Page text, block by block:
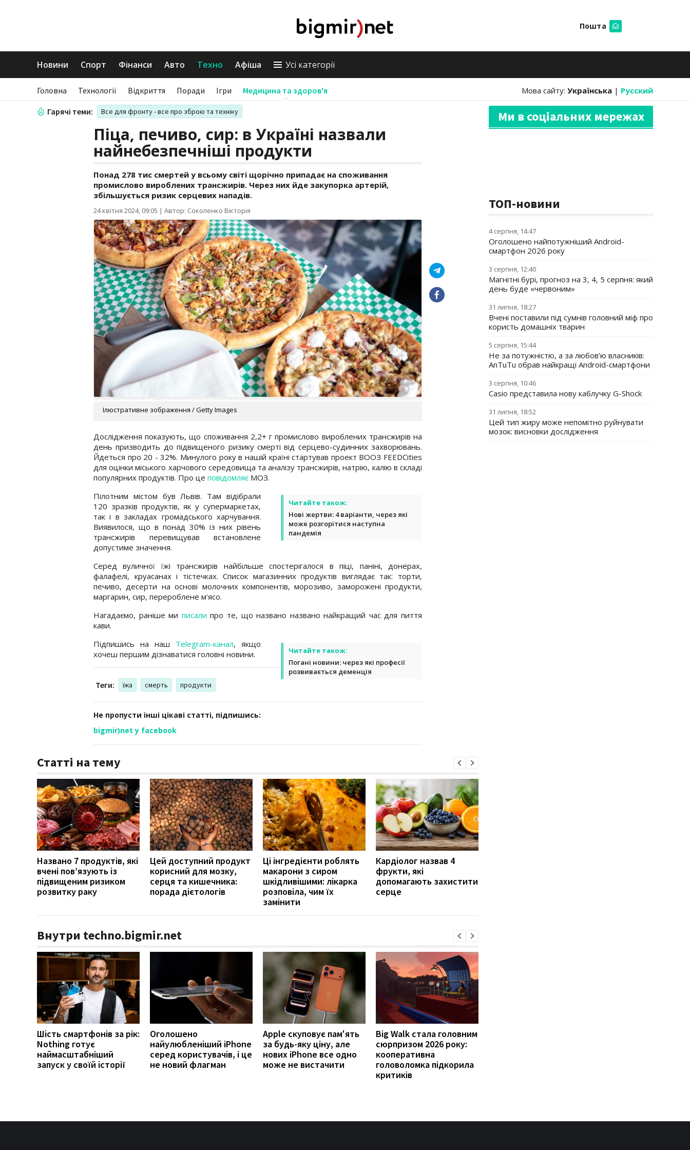
Пошта
Новини Спорт Фінанси Авто Техно Афіша Усі категорії
Головна Технології Відкриття Поради Ігри Медицина та здоров'я Мова сайту: Українська | Русский
Гарячі теми: Все для фронту - все про зброю та техніку
Піца, печиво, сир: в Україні назвали
найнебезпечніші продукти
Понад 278 тис смертей у всьому світі щорічно припадає на споживання
промислово вироблених трансжирів. Через них йде закупорка артерій,
збільшується ризик серцевих нападів.
24 квітня 2024, 09:05 | Автор: Соколенко Вікторія
Ілюстративне зображення / Getty Images
Дослідження показують, що споживання 2,2+ г промислово вироблених трансжирів на
день призводить до підвищеного ризику смерті від серцево-судинних захворювань.
Йдеться про 20 - 32%. Минулого року в нашій країні стартував проект ВООЗ FEEDCities
для оцінки міського харчового середовища та аналізу трансжирів, натрію, калію в складі
популярних продуктів. Про це повідомляє МОЗ.
Читайте також:
Нові жертви: 4 варіанти, через які
може розгорітися наступна
пандемія
Пілотним містом був Львів. Там відібрали
120 зразків продуктів, як у супермаркетах,
так і в закладах громадського харчування.
Виявилося, що в понад 30% із них рівень
трансжирів перевищував встановлене
допустиме значення.
Серед вуличної їжі трансжирів найбільше спостерігалося в піці, паніні, донерах,
фалафелі, круасанах і тістечках. Список магазинних продуктів виглядає так: торти,
печиво, десерти на основі молочних компонентів, морозиво, заморожені продукти,
маргарин, сир, перероблене м'ясо.
Нагадаємо, раніше ми писали про те, що названо названо найкращий час для пиття
кави.
Читайте також:
Погані новини: через які професії
розвивається деменція
Підпишись на наш Telegram-канал, якщо
хочеш першим дізнаватися головні новини.
Теги: їжа смерть продукти
Не пропусти інші цікаві статті, підпишись:
bigmir)net у facebook
Статті на тему
Названо 7 продуктів, які
вчені пов’язують із
підвищеним ризиком
розвитку раку
Цей доступний продукт
корисний для мозку,
серця та кишечника:
порада дієтологів
Ці інгредієнти роблять
макарони з сиром
шкідливішими: лікарка
розповіла, чим їх
замінити
Кардіолог назвав 4
фрукти, які
допомагають захистити
серце
Внутри techno.bigmir.net
Шість смартфонів за рік:
Nothing готує
наймасштабніший
запуск у своїй історії
Оголошено
найулюбленіший iPhone
серед користувачів, і це
не новий флагман
Apple скуповує пам'ять
за будь-яку ціну, але
нових iPhone все одно
може не вистачити
Big Walk стала головним
сюрпризом 2026 року:
кооперативна
головоломка підкорила
критиків
Ми в соціальних мережах
ТОП-новини
4 серпня, 14:47
Оголошено найпотужніший Android-
смартфон 2026 року
3 серпня, 12:40
Магнітні бурі, прогноз на 3, 4, 5 серпня: який
день буде «червоним»
31 липня, 18:27
Вчені поставили під сумнів головний міф про
користь домашніх тварин
5 серпня, 15:44
Не за потужністю, а за любов’ю власників:
AnTuTu обрав найкращі Android-смартфони
3 серпня, 10:46
Casio представила нову каблучку G-Shock
31 липня, 18:52
Цей тип жиру може непомітно руйнувати
мозок: висновки дослідження